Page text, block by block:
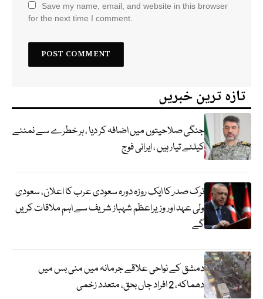
Save my name, email, and website in this browser
for the next time I comment.
تازہ ترین خبریں
جنگی صلاحیتوں میں اضافہ کر دیا ، ہر خطرے سے نمٹنے
کیلئے تیار ہیں ، ایرانی فوج
ترک صدر کا ایک روزہ دورہ سعودی عرب کا اعلان، سعودی
ولی عہد اور وزیراعظم شہباز شریف سے اہم ملاقات کریں
گے
دمشق کے نواحی علاقے جرمانہ میں منی بس میں
دھماکہ، 2 افراد جاں بحق، متعدد زخمی